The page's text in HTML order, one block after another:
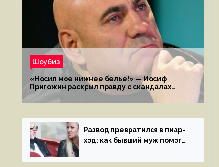
Шоубиз
«Носил мое нижнее белье!» — Иосиф
Пригожин раскрыл правду о скандалах
с мужем своей экс-жены
Развод превратился в пиар-
ход: как бывший муж помог